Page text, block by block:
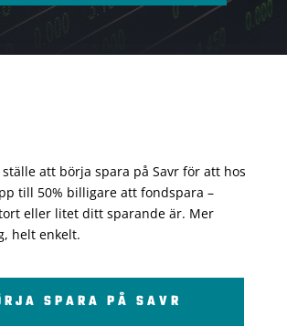
att börja spara på Savr för att hos
till 50% billigare att fondspara –
eller litet ditt sparande är. Mer
helt enkelt.
SPARA PÅ SAVR